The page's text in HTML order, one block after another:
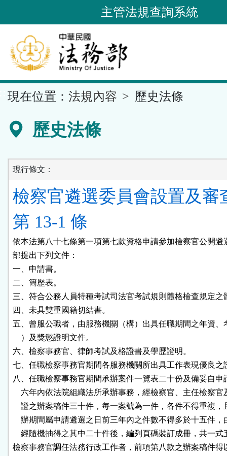
到
要
內
容
區
主管法規查詢系統
現在位置： 法規內容 歷史法條
歷史法條
現行條文：
檢察官遴選委員會設置及審
第 13-1 條
依本法第八十七條第一項第七款資格申請參加檢察官公開遴
部提出下列文件：
一、申請書。
二、簡歷表。
三、符合公務人員特種考試司法官考試規則體格檢查規定之
四、未具雙重國籍切結書。
五、曾服公職者，由服務機關（構）出具任職期間之年資、
    ）及獎懲證明文件。
六、檢察事務官、律師考試及格證書及學歷證明。
七、任職檢察事務官期間各服務機關所出具工作表現優良之
八、任職檢察事務官期間承辦案件一覽表二十份及備妥自申
六年內依法院組織法所承辦事務，經檢察官、主任檢察官
證之辦案稿件三十件，每一案號為一件，各件不得重複，
辦期間屬申請遴選之日前三年內之件數不得多於十五件，
經隨機抽得之其中二十件後，編列頁碼裝訂成冊，共一式
檢察事務官調任法務行政工作者，前項第八款之辦案稿件得